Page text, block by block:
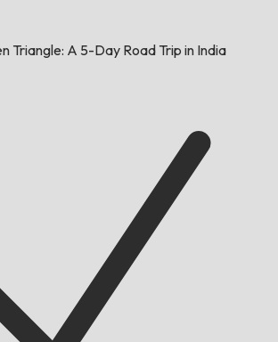
Triangle: A 5-Day Road Trip in India